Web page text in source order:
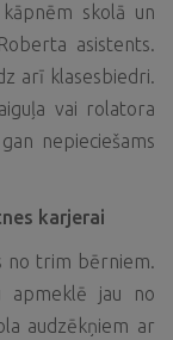
skolā un
asistents.
arī klasesbiedri.
vai rolatora
nepieciešams
karjerai
no trim bērniem.
apmeklē jau no
audzēkņiem ar